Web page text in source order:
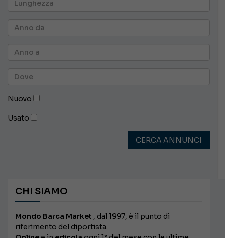
Nuovo
Usato
CERCA ANNUNCI
CHI SIAMO
Mondo Barca Market , dal 1997, è il punto di
riferimento del diportista.